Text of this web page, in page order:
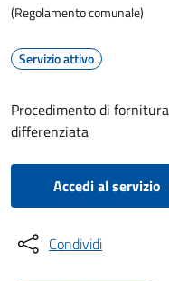
(Regolamento comunale)
Servizio attivo
Procedimento di
differenziata
Accedi al servizio
Condividi